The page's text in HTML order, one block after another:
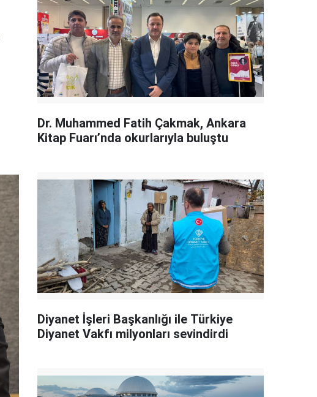
Dr. Muhammed Fatih Çakmak, Ankara
Kitap Fuarı’nda okurlarıyla buluştu
Diyanet İşleri Başkanlığı ile Türkiye
Diyanet Vakfı milyonları sevindirdi